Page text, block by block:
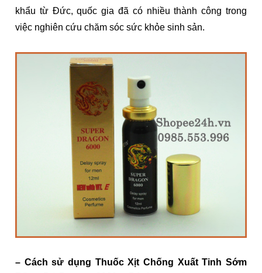
khẩu từ Đức, quốc gia đã có nhiều thành công trong
việc nghiên cứu chăm sóc sức khỏe sinh sản.
– Cách sử dụng Thuốc Xịt Chống Xuất Tinh Sớm